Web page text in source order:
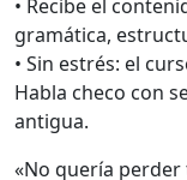
• Recibe el
gramática,
• Sin estrés: el
Habla checo con
antigua.
«No quería